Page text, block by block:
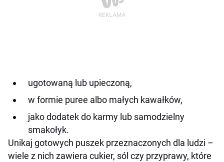
ugotowaną lub upieczoną,
w formie puree albo małych kawałków,
jako dodatek do karmy lub samodzielny
smakołyk.
Unikaj gotowych puszek przeznaczonych dla ludzi –
wiele z nich zawiera cukier, sól czy przyprawy, które